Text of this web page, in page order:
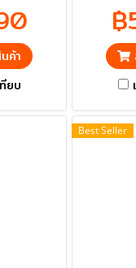
ฟรี
ค้า
ยบ
ปริ
฿
Best Seller